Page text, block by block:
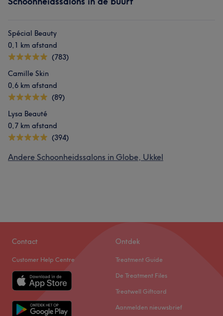
Spécial Beauty
0,1 km afstand
(783)
Camille Skin
0,6 km afstand
(89)
Lysa Beauté
0,7 km afstand
(394)
Andere Schoonheidssalons in Globe, Ukkel
Contact
Customer Help Centre
Ontdek
Treatment Guide
De Treatment Files
Treatwell Giftcard
Aanmelden nieuwsbrief